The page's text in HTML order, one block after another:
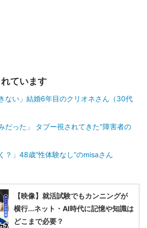
ています
ない」結婚6年目のクリオネさん（30代
だった」 タブー視されてきた"障害者の
？」48歳“性体験なし”のmisaさん
【映像】就活試験でもカンニングが
横行...ネット・AI時代に記憶や知識は
どこまで必要？